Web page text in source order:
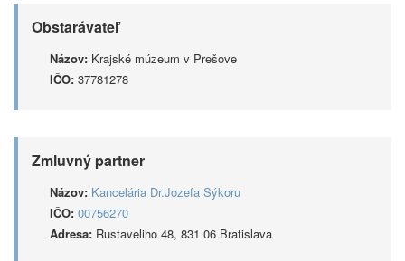
Obstarávateľ
Názov: Krajské múzeum v Prešove
IČO: 37781278
Zmluvný partner
Názov: Kancelária Dr.Jozefa Sýkoru
IČO: 00756270
Adresa: Rustaveliho 48, 831 06 Bratislava